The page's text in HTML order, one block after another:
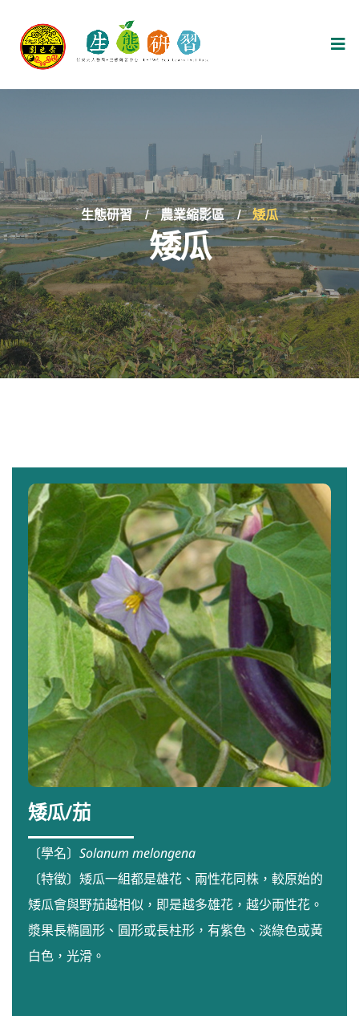
生態研習 農業縮影區 矮瓜
矮瓜
矮瓜/茄
〔學名〕 Solanum melongena
〔特徵〕矮瓜一組都是雄花、兩性花同株，較原始的
矮瓜會與野茄越相似，即是越多雄花，越少兩性花。
漿果長橢圓形、圓形或長柱形，有紫色、淡綠色或黃
白色，光滑。